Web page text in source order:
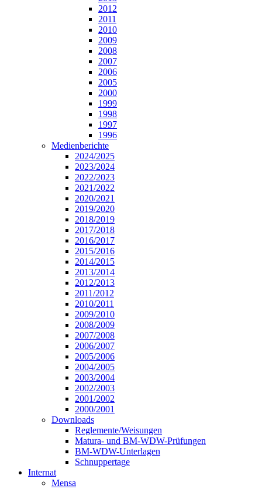
2012
2011
2010
2009
2008
2007
2006
2005
2000
1999
1998
1997
1996
Medienberichte
2024/2025
2023/2024
2022/2023
2021/2022
2020/2021
2019/2020
2018/2019
2017/2018
2016/2017
2015/2016
2014/2015
2013/2014
2012/2013
2011/2012
2010/2011
2009/2010
2008/2009
2007/2008
2006/2007
2005/2006
2004/2005
2003/2004
2002/2003
2001/2002
2000/2001
Downloads
Reglemente/Weisungen
Matura- und BM-WDW-Prüfungen
BM-WDW-Unterlagen
Schnuppertage
Internat
Mensa